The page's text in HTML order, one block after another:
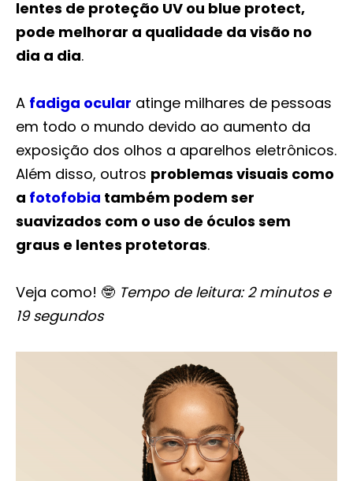
lentes de proteção UV ou blue protect,
pode melhorar a qualidade da visão no
dia a dia.
A fadiga ocular atinge milhares de pessoas
em todo o mundo devido ao aumento da
exposição dos olhos a aparelhos eletrônicos.
Além disso, outros problemas visuais como
a fotofobia também podem ser
suavizados com o uso de óculos sem
graus e lentes protetoras.
Veja como! 🤓 Tempo de leitura: 2 minutos e
19 segundos